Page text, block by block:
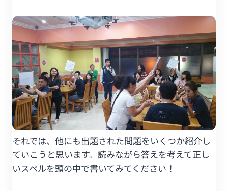
それでは、他にも出題された問題をいくつか紹介し
ていこうと思います。読みながら答えを考えて正し
いスペルを頭の中で書いてみてください！